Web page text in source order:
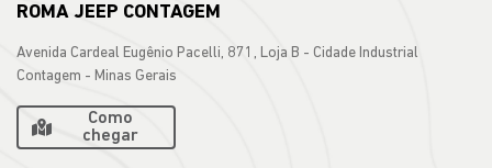
ROMA JEEP CONTAGEM
Avenida Cardeal Eugênio Pacelli, 871, Loja B - Cidade Industrial
Contagem - Minas Gerais
Como
chegar